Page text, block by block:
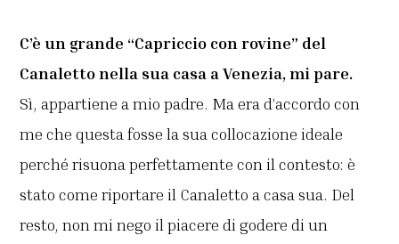
C’è un grande “Capriccio con rovine” del
Canaletto nella sua casa a Venezia, mi pare.
Sì, appartiene a mio padre. Ma era d’accordo con
me che questa fosse la sua collocazione ideale
perché risuona perfettamente con il contesto: è
stato come riportare il Canaletto a casa sua. Del
resto, non mi nego il piacere di godere di un